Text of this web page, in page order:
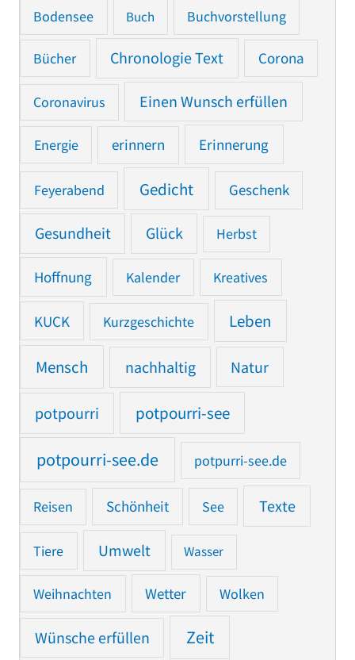
Bodensee Buch Buchvorstellung
Bücher Chronologie Text Corona
Coronavirus Einen Wunsch erfüllen
Energie erinnern Erinnerung
Feyerabend Gedicht Geschenk
Gesundheit Glück Herbst
Hoffnung Kalender Kreatives
KUCK Kurzgeschichte Leben
Mensch nachhaltig Natur
potpourri potpourri-see
potpourri-see.de potpurri-see.de
Reisen Schönheit See Texte
Tiere Umwelt Wasser
Weihnachten Wetter Wolken
Wünsche erfüllen Zeit